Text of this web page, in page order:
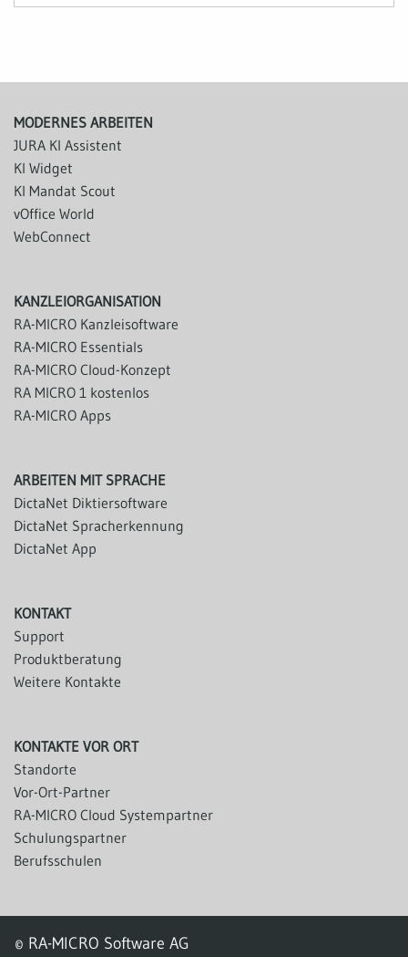
MODERNES ARBEITEN
JURA KI Assistent
KI Widget
KI Mandat Scout
vOffice World
WebConnect
KANZLEIORGANISATION
RA-MICRO Kanzleisoftware
RA-MICRO Essentials
RA-MICRO Cloud-Konzept
RA MICRO 1 kostenlos
RA-MICRO Apps
ARBEITEN MIT SPRACHE
DictaNet Diktiersoftware
DictaNet Spracherkennung
DictaNet App
KONTAKT
Support
Produktberatung
Weitere Kontakte
KONTAKTE VOR ORT
Standorte
Vor-Ort-Partner
RA-MICRO Cloud Systempartner
Schulungspartner
Berufsschulen
© RA-MICRO Software AG